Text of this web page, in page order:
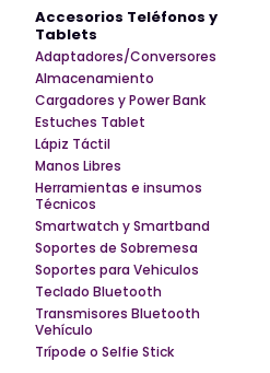
Accesorios Teléfonos y
Tablets
Adaptadores/Conversores
Almacenamiento
Cargadores y Power Bank
Estuches Tablet
Lápiz Táctil
Manos Libres
Herramientas e insumos
Técnicos
Smartwatch y Smartband
Soportes de Sobremesa
Soportes para Vehiculos
Teclado Bluetooth
Transmisores Bluetooth
Vehículo
Trípode o Selfie Stick